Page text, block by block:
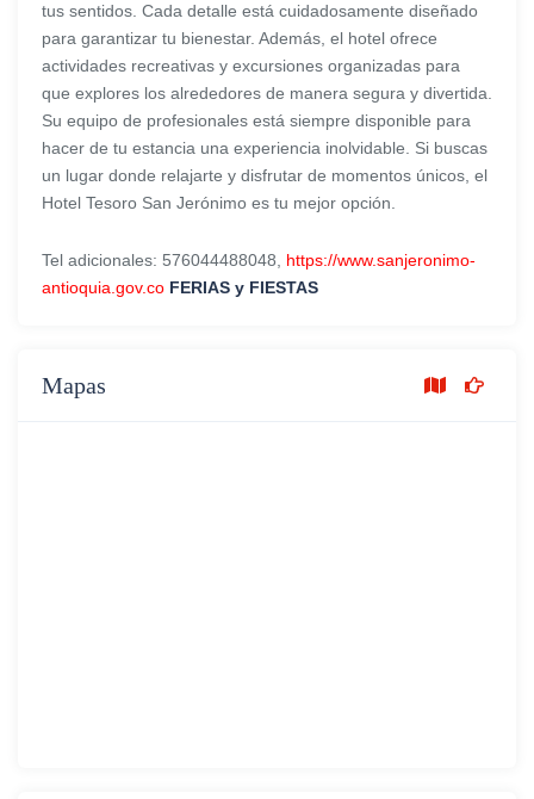
tus sentidos. Cada detalle está cuidadosamente diseñado
para garantizar tu bienestar. Además, el hotel ofrece
actividades recreativas y excursiones organizadas para
que explores los alrededores de manera segura y divertida.
Su equipo de profesionales está siempre disponible para
hacer de tu estancia una experiencia inolvidable. Si buscas
un lugar donde relajarte y disfrutar de momentos únicos, el
Hotel Tesoro San Jerónimo es tu mejor opción.
Tel adicionales: 576044488048, https://www.sanjeronimo-
antioquia.gov.co FERIAS y FIESTAS
Mapas